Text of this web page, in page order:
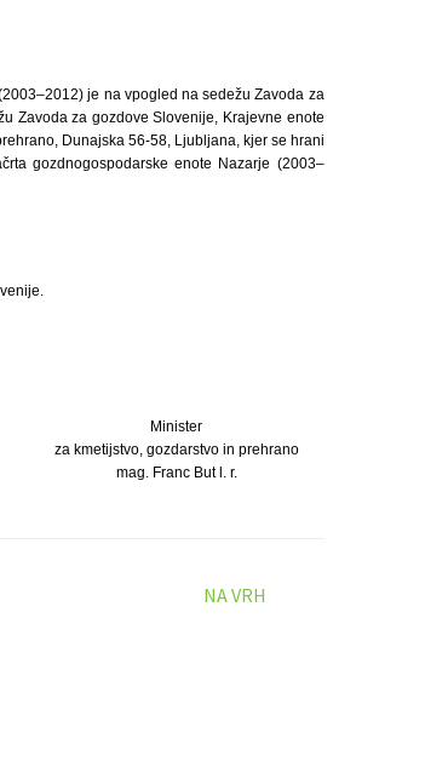
je na vpogled na sedežu Zavoda za
Zavoda za gozdove Slovenije, Krajevne enote
Dunajska 56-58, Ljubljana, kjer se hrani
gozdnogospodarske enote Nazarje (2003–
Minister
za kmetijstvo, gozdarstvo in prehrano
mag. Franc But l. r.
NA VRH